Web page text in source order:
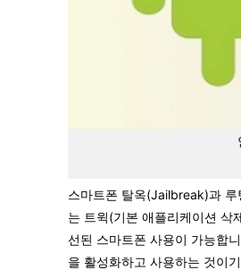
스마트폰 탈옥(Jailbreak)과
는 트윅(기본 애플리케이션 삭
선된 스마트폰 사용이 가능합
을 활성화하고 사용하는 것이